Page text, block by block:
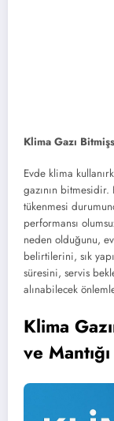
Klima Gazı
Evde klima
gazının bitmesidir.
tükenmesi
performansı
neden olduğunu,
belirtilerini, sık
süresini, servis
alınabilecek
Klima
ve Mantığı